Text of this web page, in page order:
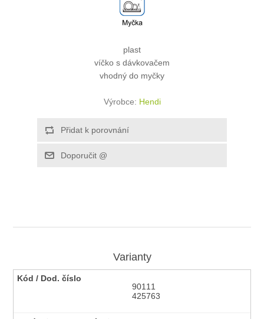
plast
víčko s dávkovačem
vhodný do myčky
Výrobce: Hendi
Varianty
90111
425763